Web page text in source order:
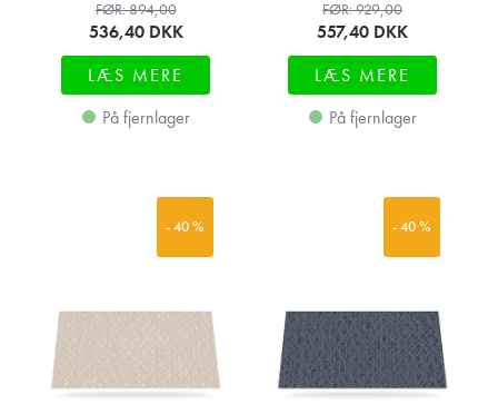
FØR: 894,00
536,40 DKK
LÆS MERE
På fjernlager
FØR: 929,00
557,40 DKK
LÆS MERE
På fjernlager
- 40 % - 40 %